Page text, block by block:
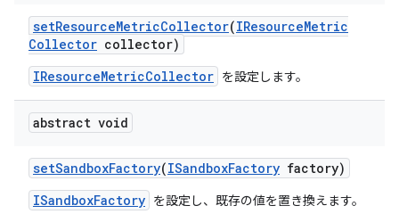
setResourceMetricCollector(IResourceMetric
Collector collector)
IResourceMetricCollector を設定します。
abstract void
setSandboxFactory(ISandboxFactory factory)
ISandboxFactory を設定し、既存の値を置き換えます。